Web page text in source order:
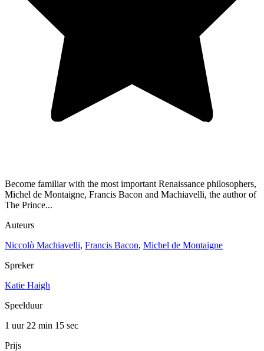
Become familiar with the most important Renaissance philosophers,
Michel de Montaigne, Francis Bacon and Machiavelli, the author of
The Prince...
Auteurs
Niccolò Machiavelli, Francis Bacon, Michel de Montaigne
Spreker
Katie Haigh
Speelduur
1 uur 22 min 15 sec
Prijs